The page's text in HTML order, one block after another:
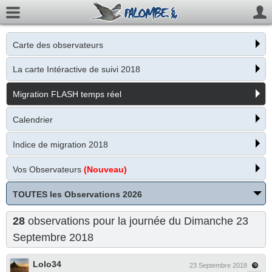
Carte des observateurs
La carte Intéractive de suivi 2018
Migration FLASH temps réel
Calendrier
Indice de migration 2018
Vos Observateurs (Nouveau)
TOUTES les Observations 2026
28 observations pour la journée du Dimanche 23
Septembre 2018
Lolo34 23 Septembre 2018